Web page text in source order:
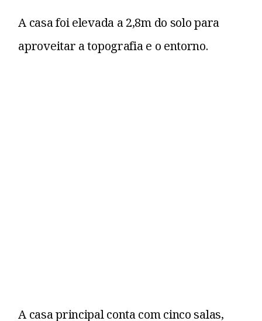
A casa foi elevada a 2,8m do solo para
aproveitar a topografia e o entorno.
A casa principal conta com cinco salas,